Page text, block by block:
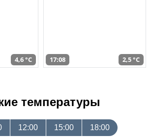
4,6 °C 17:08 2,5 °C
температуры
12:00 15:00 18:00